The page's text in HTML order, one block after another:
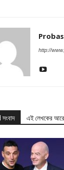
http://
এই লেখকের